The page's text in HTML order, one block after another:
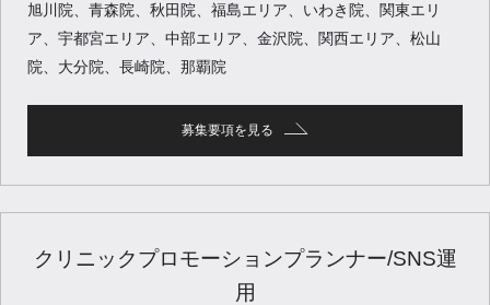
旭川院、青森院、秋田院、福島エリア、いわき院、関東エリ
ア、宇都宮エリア、中部エリア、金沢院、関西エリア、松山
院、大分院、長崎院、那覇院
募集要項を見る
クリニックプロモーションプランナー/SNS運
用